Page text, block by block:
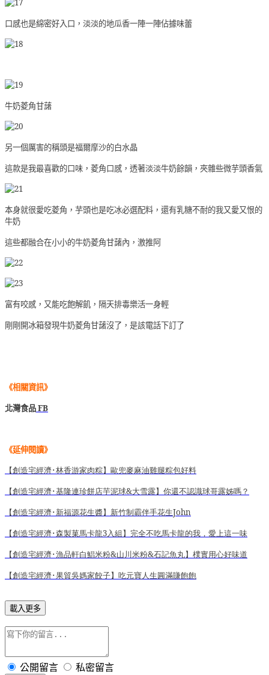
口感也是綿密好入口，淡淡的地瓜香一陣一陣佔據味蕾
牛奶菱角甘藷
另一個厲害的稱頭是福爾摩沙的白水晶
這款是我最喜歡的口味，菱角口感，透著淡淡牛奶餘韻，夾雜些微芋頭香氣
本身就很愛吃菱角，芋頭也是吃冰必選配料，還有乳糖不耐的我又愛又恨的
牛奶
這些都融合在小小的牛奶菱角甘藷內，激推阿
富有咬感，又能吃飽解飢，隔天排毒樂活一身輕
剛剛開冰箱發現牛奶菱角甘藷沒了，是該電話下訂了
《相關資訊》
北灣食品FB
《延伸閱讀》
【創造宅經濟･林香游家肉粽】歐兜麥麻油雞腿粽包好料
【創造宅經濟･基隆連珍餅店芋泥球&大雪露】你還不認識球哥露姊嗎？
【創造宅經濟･新福源花生醬】新竹制霸伴手花生John
【創造宅經濟･森製菓馬卡龍3入組】完全不吃馬卡龍的我，愛上這一味
【創造宅經濟･漁品軒白鯧米粉&山川米粉&石記魚丸】樸實用心好味道
【創造宅經濟･果貿吳媽家餃子】吃元寶人生圓滿賺飽飽
載入更多
公開留言 私密留言